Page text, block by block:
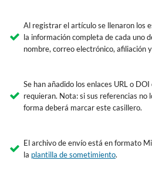
Al registrar el artículo se llenaron los
la información completa de cada uno
nombre, correo electrónico, afiliación
Se han añadido los enlaces URL o
requieran. Nota: si sus referencias no
forma deberá marcar este casillero.
El archivo de envío está en formato
la plantilla de sometimiento.